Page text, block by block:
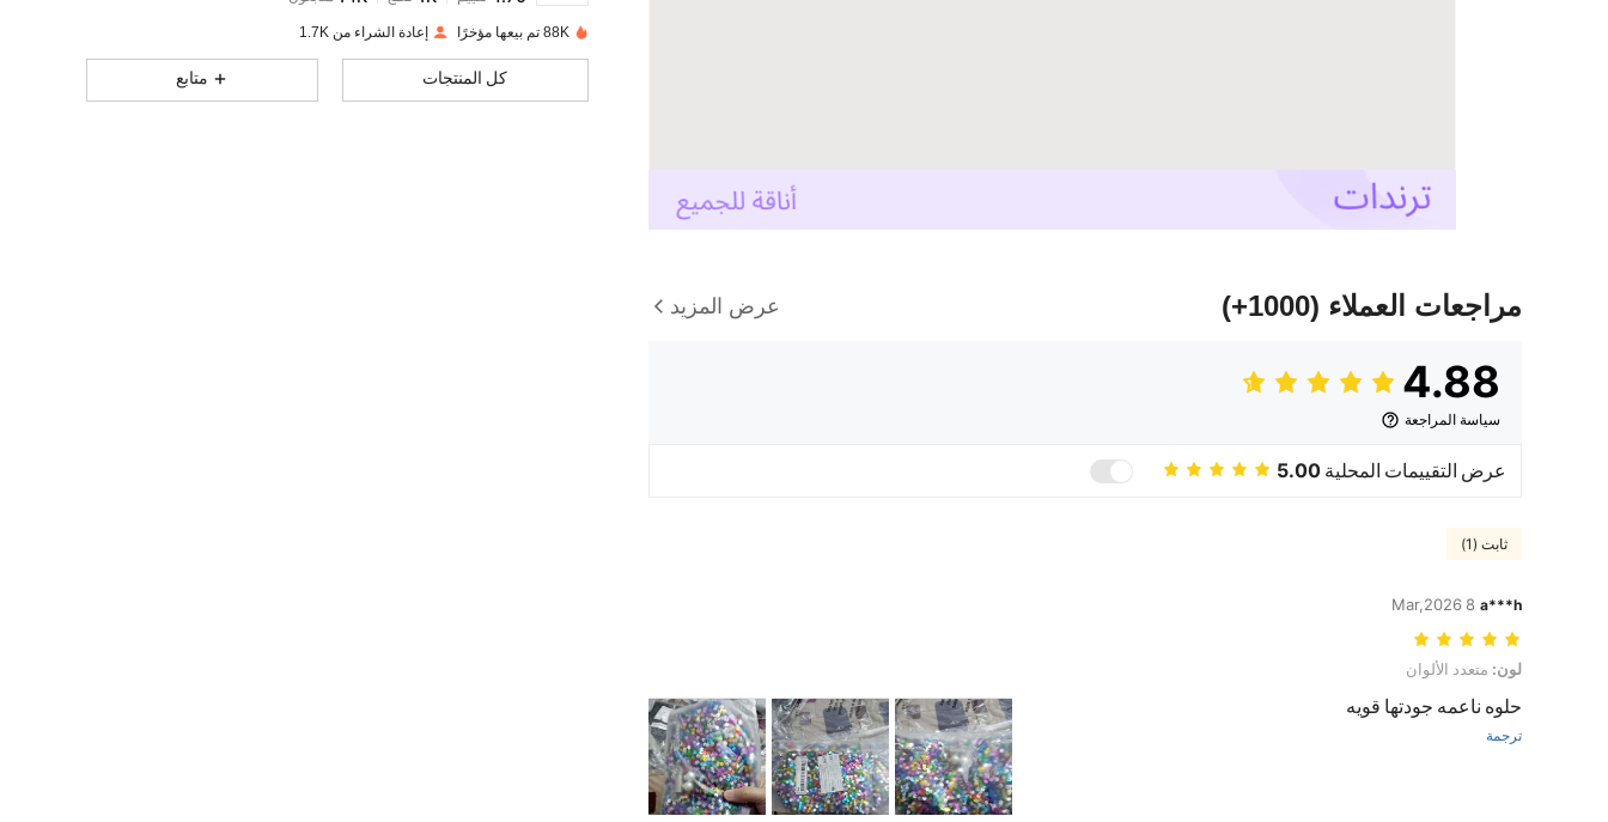
مراجعات العملاء (1000+) عرض المزيد
4.88
سياسة المراجعة
عرض التقييمات المحلية 5.00
ثابت (1)
a***h
8 Mar,2026
لون: متعدد الألوان
لون: متعدد الألوان
حلوه ناعمه جودتها قويه
ترجمة
88K تم بيعها مؤخرًا إعادة الشراء من 1.7K
كل المنتجات متابع